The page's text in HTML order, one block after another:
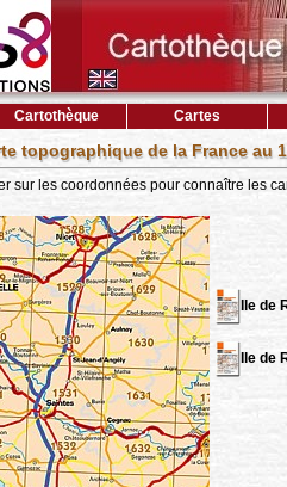
Cartothèque Cartes
topographique de la France au
sur les coordonnées pour connaître les
Ile de
Ile de